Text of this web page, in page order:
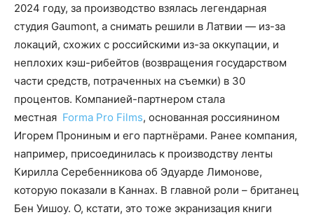
2024 году, за производство взялась легендарная
студия Gaumont, а снимать решили в Латвии — из-за
локаций, схожих с российскими из-за оккупации, и
неплохих кэш-рибейтов (возвращения государством
части средств, потраченных на съемки) в 30
процентов. Компанией-партнером стала
местная Forma Pro Films, основанная россиянином
Игорем Прониным и его партнёрами. Ранее компания,
например, присоединилась к производству ленты
Кирилла Серебенникова об Эдуарде Лимонове,
которую показали в Каннах. В главной роли – британец
Бен Уишоу. О, кстати, это тоже экранизация книги